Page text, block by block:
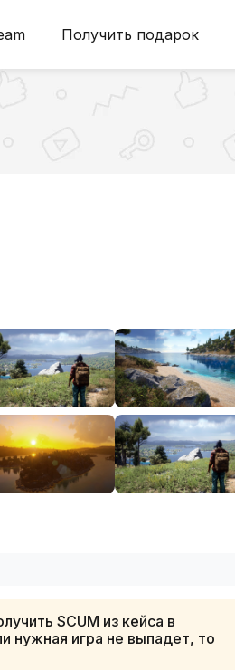
Получить подарок
SCUM из кейса в
нужная игра не выпадет, то